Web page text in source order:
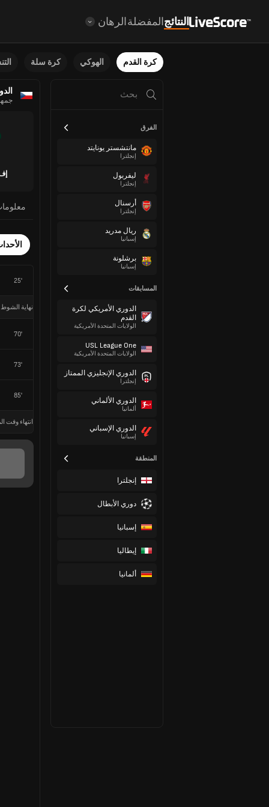
النتائجالمفضلةالرهان
كرة القدم الهوكي كرة سلة
الفرق
مانتشستر يونايتد
إنجلترا
ليفربول
إنجلترا
أرسنال
إنجلترا
ريال مدريد
إسبانيا
برشلونة
إسبانيا
المسابقات
الدوري الأمريكي لكرة
القدم
الولايات المتحدة الأمريكية
USL League One
الولايات المتحدة الأمريكية
الدوري الإنجليزي الممتاز
إنجلترا
الدوري الألماني
ألمانيا
الدوري الإسباني
إسبانيا
المنطقة
إنجلترا
دوري الأبطال
إسبانيا
إيطاليا
ألمانيا
25'
نهاية الشوط
70'
73'
85'
انتهاء وقت